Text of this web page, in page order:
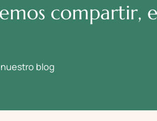
compartir,
blog